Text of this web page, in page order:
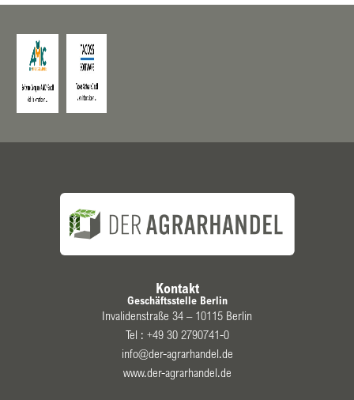
Kontakt
Geschäftsstelle Berlin
Invalidenstraße 34 – 10115 Berlin
Tel : +49 30 2790741-0
info@der-agrarhandel.de
www.der-agrarhandel.de